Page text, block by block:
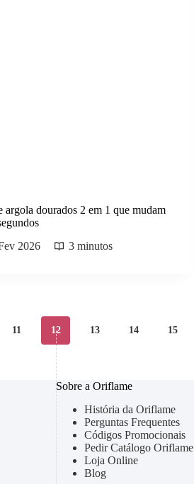
argola dourados 2 em 1 que mudam
2026
3 minutos
11 12 13 14 15
Sobre a Oriflame
História da Oriflame
Perguntas Frequentes
Códigos Promocionais
Pedir Catálogo Oriflame
Loja Online
Blog